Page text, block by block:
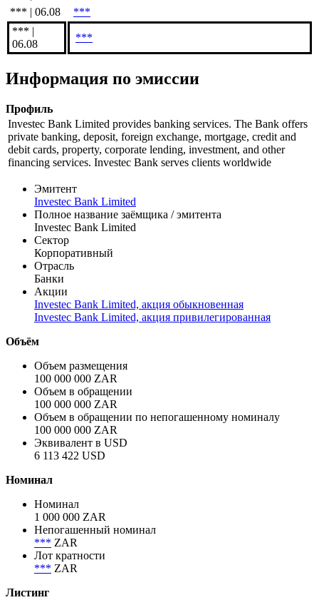
*** | 06.08
***
*** |
06.08
***
Информация по эмиссии
Профиль
Investec Bank Limited provides banking services. The Bank offers
private banking, deposit, foreign exchange, mortgage, credit and
debit cards, property, corporate lending, investment, and other
financing services. Investec Bank serves clients worldwide
Эмитент
Investec Bank Limited
Полное название заёмщика / эмитента
Investec Bank Limited
Сектор
Корпоративный
Отрасль
Банки
Акции
Investec Bank Limited, акция обыкновенная
Investec Bank Limited, акция привилегированная
Объём
Объем размещения
100 000 000 ZAR
Объем в обращении
100 000 000 ZAR
Объем в обращении по непогашенному номиналу
100 000 000 ZAR
Эквивалент в USD
6 113 422 USD
Номинал
Номинал
1 000 000 ZAR
Непогашенный номинал
*** ZAR
Лот кратности
*** ZAR
Листинг